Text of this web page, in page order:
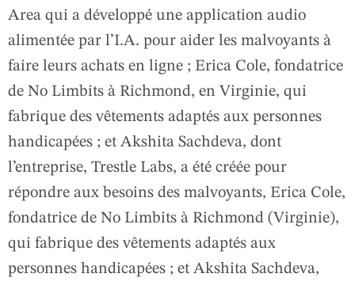
Area qui a développé une application audio
alimentée par l’I.A. pour aider les malvoyants à
faire leurs achats en ligne ; Erica Cole, fondatrice
de No Limbits à Richmond, en Virginie, qui
fabrique des vêtements adaptés aux personnes
handicapées ; et Akshita Sachdeva, dont
l’entreprise, Trestle Labs, a été créée pour
répondre aux besoins des malvoyants, Erica Cole,
fondatrice de No Limbits à Richmond (Virginie),
qui fabrique des vêtements adaptés aux
personnes handicapées ; et Akshita Sachdeva,